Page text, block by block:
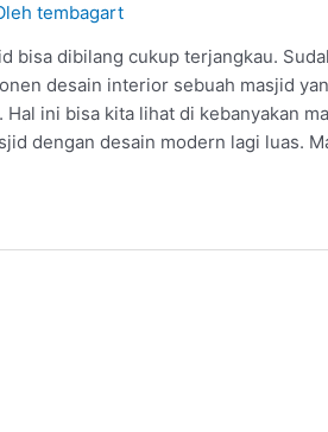
tembagart
bisa dibilang cukup terjangkau.
desain interior sebuah masjid
ini bisa kita lihat di kebanyakan
dengan desain modern lagi luas.